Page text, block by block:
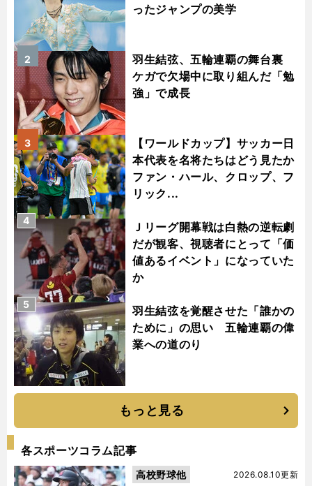
ったジャンプの美学
羽生結弦、五輪連覇の舞台裏
ケガで欠場中に取り組んだ「勉
強」で成長
2
【ワールドカップ】サッカー日
本代表を名将たちはどう見たか
ファン・ハール、クロップ、フ
リック...
3
Ｊリーグ開幕戦は白熱の逆転劇
だが観客、視聴者にとって「価
値あるイベント」になっていた
か
4
羽生結弦を覚醒させた「誰かの
ために」の思い 五輪連覇の偉
業への道のり
5
もっと見る
各スポーツコラム記事
2026.08.10更新
高校野球他